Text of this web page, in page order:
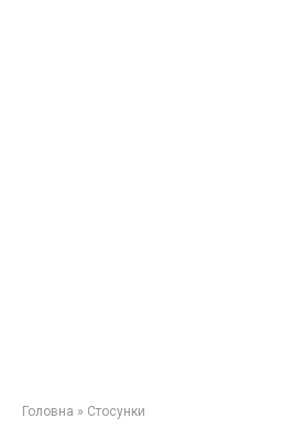
Головна » Стосунки